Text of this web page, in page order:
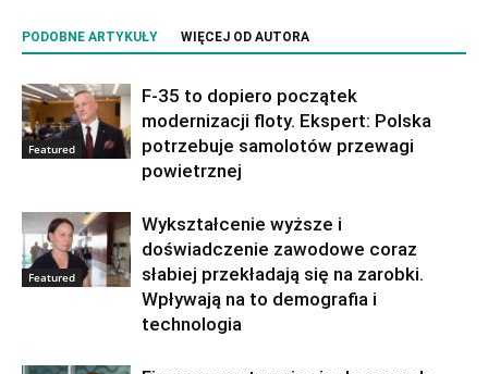
PODOBNE ARTYKUŁY WIĘCEJ OD AUTORA
Featured
F-35 to dopiero początek
modernizacji floty. Ekspert: Polska
potrzebuje samolotów przewagi
powietrznej
Featured
Wykształcenie wyższe i
doświadczenie zawodowe coraz
słabiej przekładają się na zarobki.
Wpływają na to demografia i
technologia